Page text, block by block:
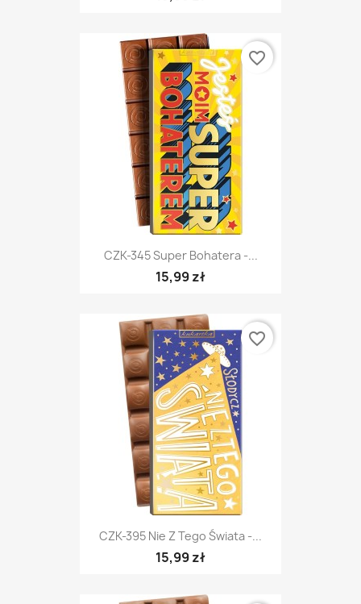
CZK-345 Super Bohatera -...
15,99 zł
favorite_border
CZK-395 Nie Z Tego Świata -...
15,99 zł
favorite_border